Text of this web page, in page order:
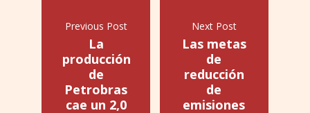
Previous Post
La
producción
de
Petrobras
cae un 2,0
Next Post
Las metas
de
reducción
de
emisiones